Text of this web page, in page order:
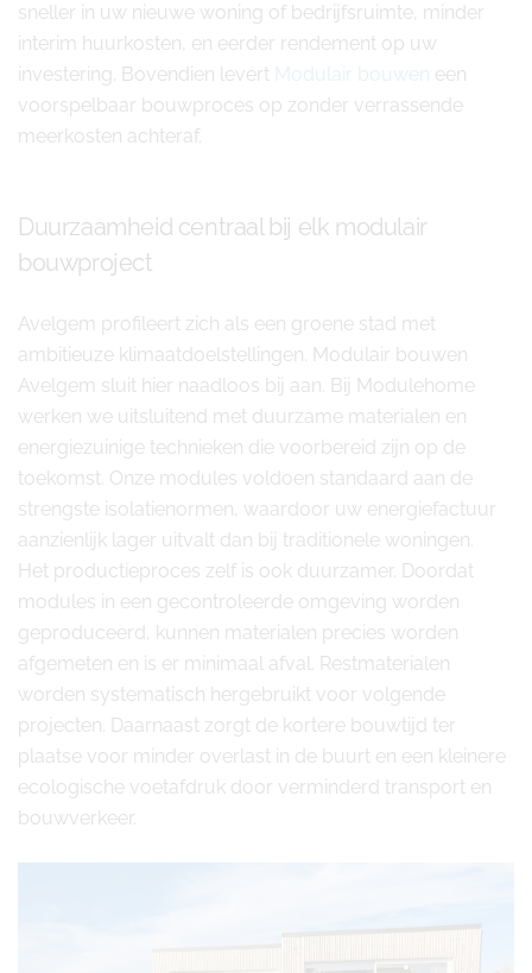
sneller in uw nieuwe woning of bedrijfsruimte, minder
interim huurkosten, en eerder rendement op uw
investering. Bovendien levert Modulair bouwen een
voorspelbaar bouwproces op zonder verrassende
meerkosten achteraf.
Duurzaamheid centraal bij elk modulair
bouwproject
Avelgem profileert zich als een groene stad met
ambitieuze klimaatdoelstellingen. Modulair bouwen
Avelgem sluit hier naadloos bij aan. Bij Modulehome
werken we uitsluitend met duurzame materialen en
energiezuinige technieken die voorbereid zijn op de
toekomst. Onze modules voldoen standaard aan de
strengste isolatienormen, waardoor uw energiefactuur
aanzienlijk lager uitvalt dan bij traditionele woningen.
Het productieproces zelf is ook duurzamer. Doordat
modules in een gecontroleerde omgeving worden
geproduceerd, kunnen materialen precies worden
afgemeten en is er minimaal afval. Restmaterialen
worden systematisch hergebruikt voor volgende
projecten. Daarnaast zorgt de kortere bouwtijd ter
plaatse voor minder overlast in de buurt en een kleinere
ecologische voetafdruk door verminderd transport en
bouwverkeer.